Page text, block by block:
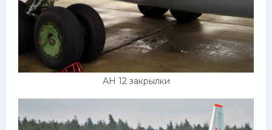
АН 12 закрылки
Скания
Форд
Черри
Хавал
Кавасаки